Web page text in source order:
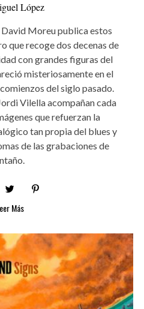
López
Moreu publica estos
que recoge dos decenas de
con grandes figuras del
misteriosamente en el
del siglo pasado.
Vilella acompañan cada
que refuerzan la
tan propia del blues y
de las grabaciones de
Más